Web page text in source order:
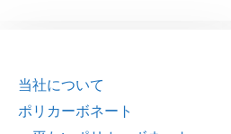
当社について
ポリカーボネート